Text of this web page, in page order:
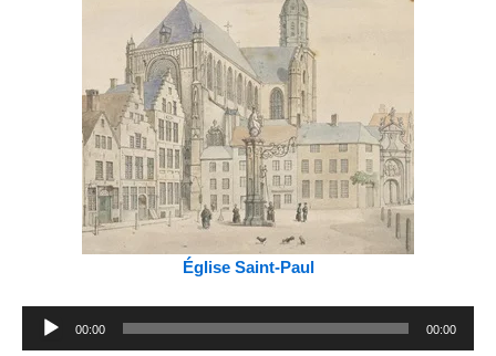
Église Saint-Paul
Lecteur
00:00 00:00